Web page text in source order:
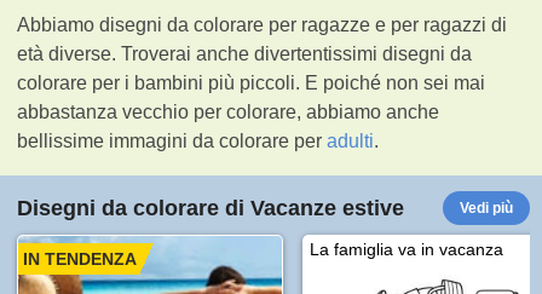
Abbiamo disegni da colorare per ragazze e per ragazzi di
età diverse. Troverai anche divertentissimi disegni da
colorare per i bambini più piccoli. E poiché non sei mai
abbastanza vecchio per colorare, abbiamo anche
bellissime immagini da colorare peradulti.
Disegni da colorare di Vacanze estive Vedi più
IN TENDENZA La famiglia va in vacanza